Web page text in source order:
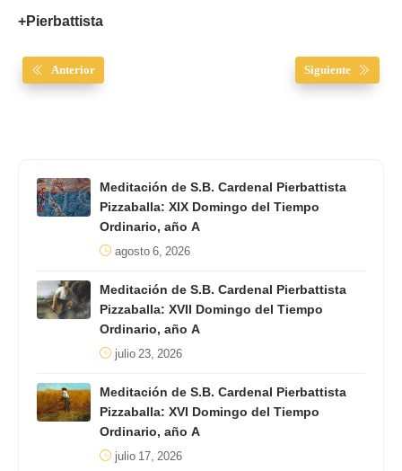
+Pierbattista
Anterior Siguiente
Meditación de S.B. Cardenal Pierbattista
Pizzaballa: XIX Domingo del Tiempo
Ordinario, año A
agosto 6, 2026
Meditación de S.B. Cardenal Pierbattista
Pizzaballa: XVII Domingo del Tiempo
Ordinario, año A
julio 23, 2026
Meditación de S.B. Cardenal Pierbattista
Pizzaballa: XVI Domingo del Tiempo
Ordinario, año A
julio 17, 2026